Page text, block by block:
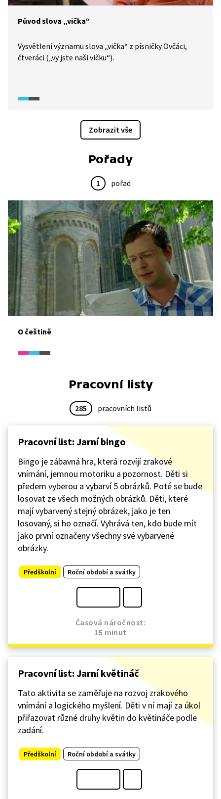
Původ slova „vička“
Vysvětlení významu slova „vička“ z písničky Ovčáci,
čtveráci („vy jste naši vičku“).
Zobrazit vše
Pořady
1 pořad
O češtině
Pracovní listy
285 pracovních listů
Pracovní list: Jarní bingo
Bingo je zábavná hra, která rozvíjí zrakové
vnímání, jemnou motoriku a pozornost. Děti si
předem vyberou a vybarví 5 obrázků. Poté se bude
losovat ze všech možných obrázků. Děti, které
mají vybarvený stejný obrázek, jako je ten
losovaný, si ho označí. Vyhrává ten, kdo bude mít
jako první označeny všechny své vybarvené
obrázky.
Předškolní Roční období a svátky
Časová náročnost:
15 minut
Pracovní list: Jarní květináč
Tato aktivita se zaměřuje na rozvoj zrakového
vnímání a logického myšlení. Děti v ní mají za úkol
přiřazovat různé druhy květin do květináče podle
zadání.
Předškolní Roční období a svátky